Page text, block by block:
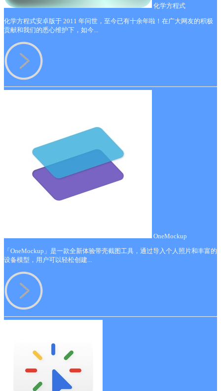
化学方程式
化学方程式安卓版于 2011 年问世，至今已有十余年啦！在广大网友的积极
贡献和我们的悉心维护下，如今...
OneMockup
「OneMockup」是一款全新体验带壳截图工具，通过导入个人照片和丰富的
设备模型，用户可以轻松创建...